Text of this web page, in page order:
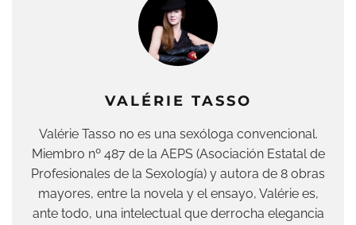
VALÉRIE TASSO
Valérie Tasso no es una sexóloga convencional.
Miembro nº 487 de la AEPS (Asociación Estatal de
Profesionales de la Sexología) y autora de 8 obras
mayores, entre la novela y el ensayo, Valérie es,
ante todo, una intelectual que derrocha elegancia